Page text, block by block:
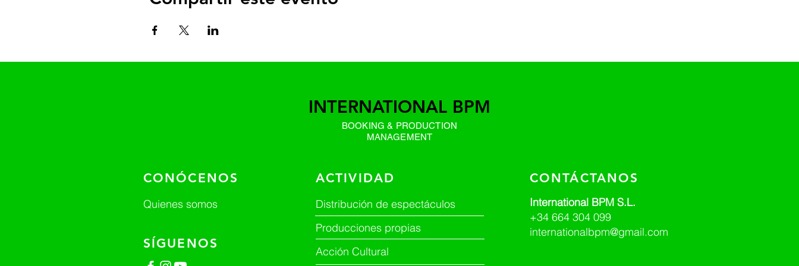
INTERNATIONAL BPM
BOOKING & PRODUCTION
MANAGEMENT
CONÓCENOS
Quienes somos
SÍGUENOS
ACTIVIDAD
Distribución de espectáculos
Producciones propias
Acción Cultural
CONTÁCTANOS
International BPM S.L.
+34 664 304 099
internationalbpm@gmail.com